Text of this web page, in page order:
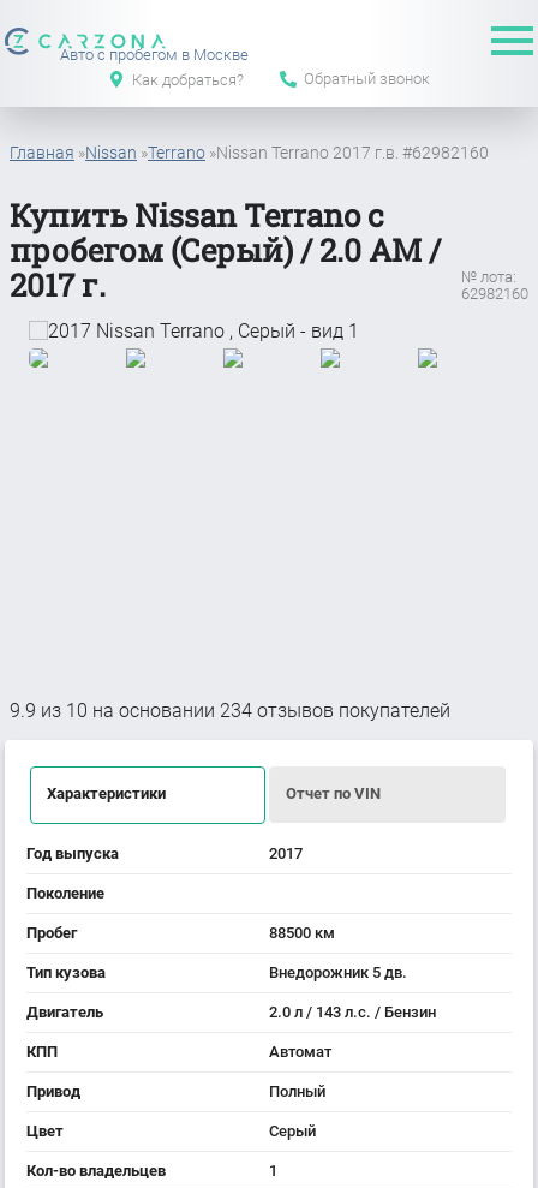
Авто с пробегом в Москве
Как добраться?
Обратный звонок
Главная »Nissan »Terrano »Nissan Terrano 2017 г.в. #62982160
Купить Nissan Terrano с
пробегом (Серый) / 2.0 АМ /
2017 г.
№ лота:
62982160
9.9 из 10 на основании 234 отзывов покупателей
Характеристики Отчет по VIN
Год выпуска 2017
Поколение
Пробег 88500 км
Тип кузова Внедорожник 5 дв.
Двигатель 2.0 л / 143 л.с. / Бензин
КПП Автомат
Привод Полный
Цвет Серый
Кол-во владельцев 1